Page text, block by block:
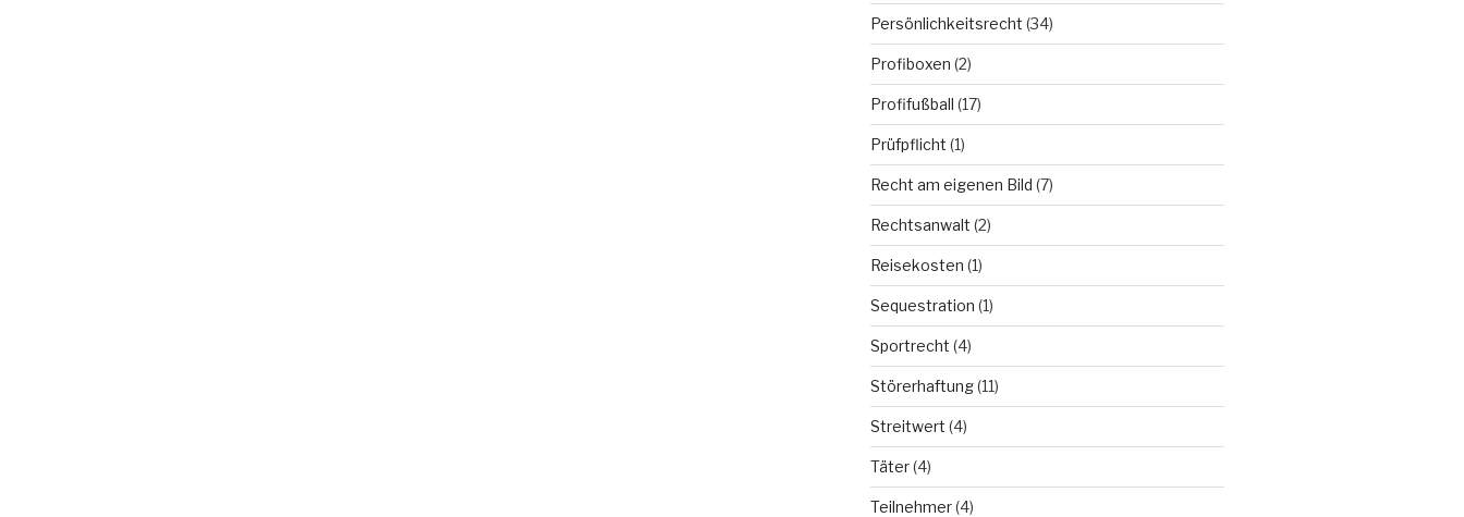
Persönlichkeitsrecht (34)
Profiboxen (2)
Profifußball (17)
Prüfpflicht (1)
Recht am eigenen Bild (7)
Rechtsanwalt (2)
Reisekosten (1)
Sequestration (1)
Sportrecht (4)
Störerhaftung(11)
Streitwert (4)
Täter(4)
Teilnehmer(4)